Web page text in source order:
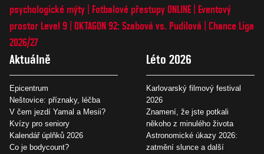
psychologické mýty
Fotbalové přestupy ONLINE
Eventový
prostor Level 9 OKTAGON 92: Szabová vs. Pudilová
Chance Liga
2026/27
Aktuálně
Epicentrum
Neštovice: příznaky, léčba
V čem jezdí Yamal a Mesii?
Kvízy pro seniory
Kalendář úplňků 2026
Co je bodycount?
Léto 2026
Karlovarský filmový festival
2026
Znamení, že jste potkali
někoho z minulého života
Astronomické úkazy 2026:
zatmění slunce a další